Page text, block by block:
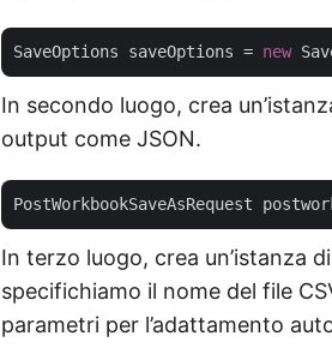
SaveOptions saveOptions = new
In secondo luogo, crea
output come JSON.
PostWorkbookSaveAsRequest
In terzo luogo, crea un’istanza
specifichiamo il nome del file
parametri per l’adattamento